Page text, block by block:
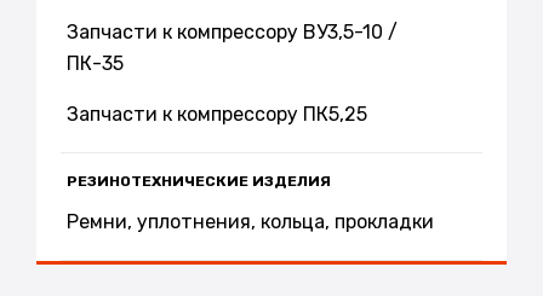
Запчасти к компрессору ВУ3,5-10 /
ПК-35
Запчасти к компрессору ПК5,25
РЕЗИНОТЕХНИЧЕСКИЕ ИЗДЕЛИЯ
Ремни, уплотнения, кольца, прокладки